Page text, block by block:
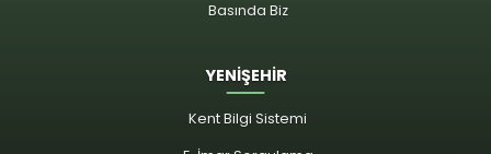
Basında Biz
YENİŞEHİR
Kent Bilgi Sistemi